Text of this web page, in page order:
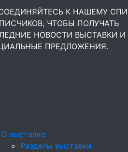
К НАШЕМУ
ЧТОБЫ ПОЛУЧАТЬ
НОВОСТИ ВЫСТАВКИ И
ПРЕДЛОЖЕНИЯ.
О выставке
Разделы выставки